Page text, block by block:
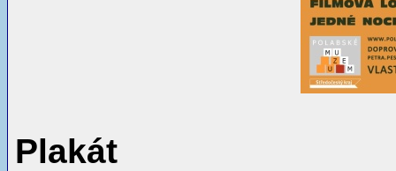
Plakát